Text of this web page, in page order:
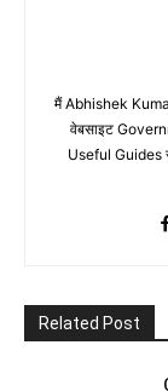
मैं Abhishek
वेबसाइट
Useful Guides
Related Post